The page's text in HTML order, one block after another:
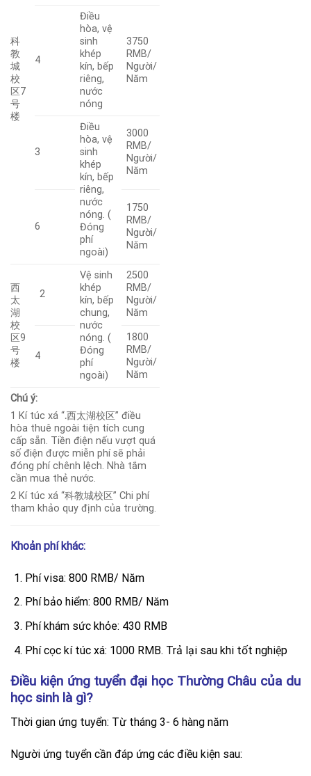
科
教
城
校
区7
号
楼
4
Điều
hòa, vệ
sinh
khép
kín, bếp
riêng,
nước
nóng
3750
RMB/
Người/
Năm
3
Điều
hòa, vệ
sinh
khép
kín, bếp
riêng,
nước
nóng. (
Đóng
phí
ngoài)
3000
RMB/
Người/
Năm
6
1750
RMB/
Người/
Năm
西
太
湖
校
区9
号
楼
2
Vệ sinh
khép
kín, bếp
chung,
nước
nóng. (
Đóng
phí
ngoài)
2500
RMB/
Người/
Năm
4
1800
RMB/
Người/
Năm
Chú ý:
1 Kí túc xá “.西太湖校区” điều
hòa thuê ngoài tiện tích cung
cấp sẵn. Tiền điện nếu vượt quá
số điện được miễn phí sẽ phải
đóng phí chênh lệch. Nhà tắm
cần mua thẻ nước.
2 Kí túc xá “科教城校区” Chi phí
tham khảo quy định của trường.
Khoản phí khác:
Phí visa: 800 RMB/ Năm
Phí bảo hiểm: 800 RMB/ Năm
Phí khám sức khỏe: 430 RMB
Phí cọc kí túc xá: 1000 RMB. Trả lại sau khi tốt nghiệp
Điều kiện ứng tuyển đại học Thường Châu của du
học sinh là gì?
Thời gian ứng tuyển: Từ tháng 3- 6 hàng năm
Người ứng tuyển cần đáp ứng các điều kiện sau: